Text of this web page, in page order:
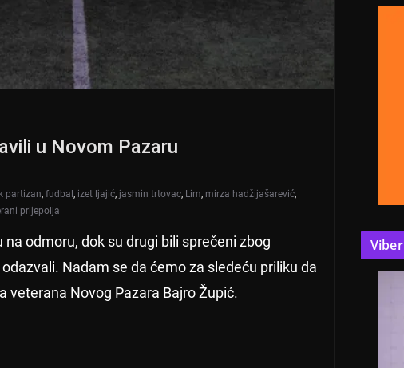
u Novom Pazaru
partizan, fudbal , izet ljajić, jasmin trtovac, Lim, mirza hadžijašarević,
prijepolja
odmoru, dok su drugi bili sprečeni zbog
Nadam se da ćemo za sledeću priliku da
veterana Novog Pazara Bajro Župić.
Viber